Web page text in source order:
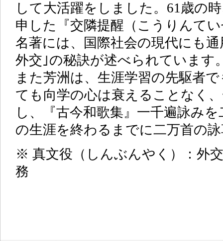
して大活躍をしました。61歳の
申した『交隣提醒（こうりんて
名著には、国際社会の現代にも
外交｣の秘訣が述べられています
また芳洲は、生涯学習の先駆者
ても向学の心は衰えることなく
し、『古今和歌集』一千遍詠み
の生涯を終わるまでに二万首の
※ 真文役（しんぶんやく）：外
務